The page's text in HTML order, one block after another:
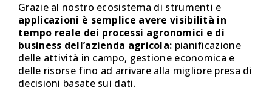
Grazie al nostro ecosistema di strumenti e
applicazioni è semplice avere visibilità in
tempo reale dei processi agronomici e di
business dell’azienda agricola: pianificazione
delle attività in campo, gestione economica e
delle risorse fino ad arrivare alla migliore presa di
decisioni basate sui dati.